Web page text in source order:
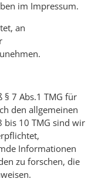
im Impressum.
an
7 Abs.1 TMG für
den allgemeinen
bis 10 TMG sind wir
Informationen
zu forschen, die